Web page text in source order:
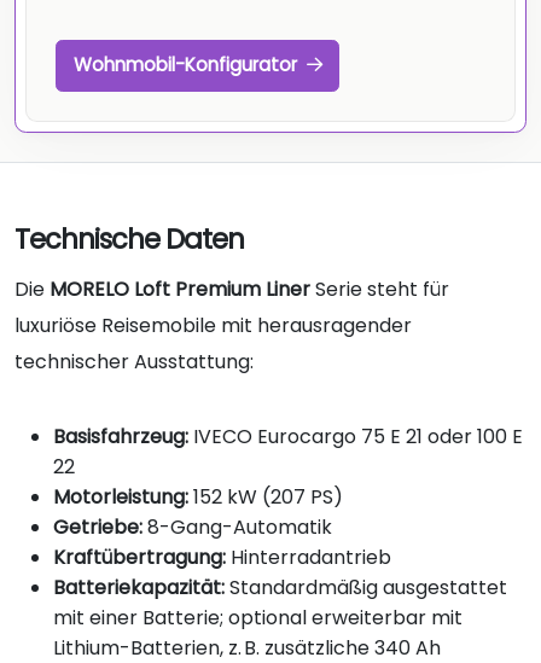
Wohnmobil-Konfigurator
Technische Daten
Die MORELO Loft Premium LinerSerie steht für
luxuriöse Reisemobile mit herausragender
technischer Ausstattung:
Basisfahrzeug: IVECO Eurocargo 75 E 21 oder 100 E
22
Motorleistung:152 kW (207 PS)
Getriebe:8-Gang-Automatik
Kraftübertragung: Hinterradantrieb
Batteriekapazität:Standardmäßig ausgestattet
mit einer Batterie; optional erweiterbar mit
Lithium-Batterien, z. B. zusätzliche 340 Ah